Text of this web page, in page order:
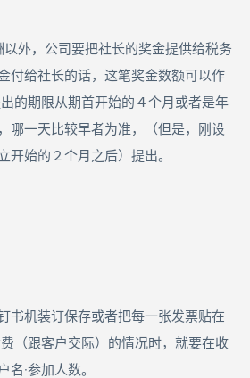
外，公司要把社长的奖金提供给税务
付给社长的话，这笔奖金数额可以作
的期限从期首开始的４个月或者是年
哪一天比较早者为准，（但是，刚设
开始的２个月之后）提出。
书机装订保存或者把每一张发票贴在
（跟客户交际）的情况时，就要在收
名·参加人数。